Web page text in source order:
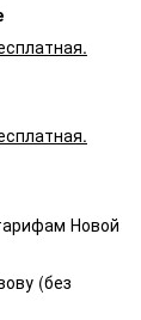
Новой
(без